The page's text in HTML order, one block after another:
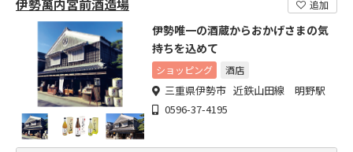
伊勢萬内宮前酒造場 追加
伊勢唯一の酒蔵からおかげさまの気
持ちを込めて
ショッピング 酒店
三重県伊勢市 近鉄山田線 明野駅
0596-37-4195